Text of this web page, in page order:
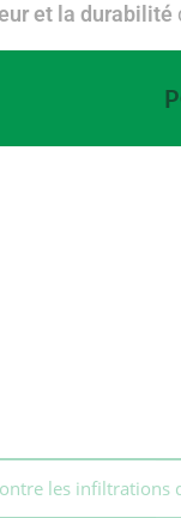
et la durabilité
entretien du